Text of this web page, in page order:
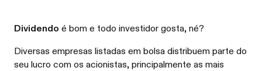
Dividendo é bom e todo investidor gosta, né?
Diversas empresas listadas em bolsa distribuem parte do
seu lucro com os acionistas, principalmente as mais